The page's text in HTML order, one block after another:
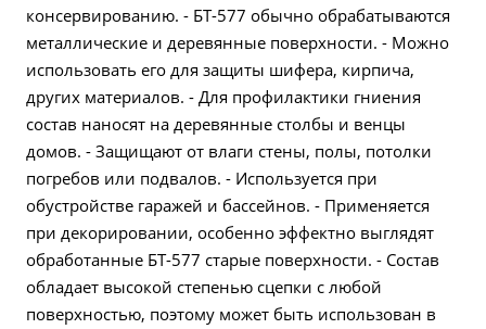
консервированию. - БТ-577 обычно обрабатываются
металлические и деревянные поверхности. - Можно
использовать его для защиты шифера, кирпича,
других материалов. - Для профилактики гниения
состав наносят на деревянные столбы и венцы
домов. - Защищают от влаги стены, полы, потолки
погребов или подвалов. - Используется при
обустройстве гаражей и бассейнов. - Применяется
при декорировании, особенно эффектно выглядят
обработанные БТ-577 старые поверхности. - Состав
обладает высокой степенью сцепки с любой
поверхностью, поэтому может быть использован в